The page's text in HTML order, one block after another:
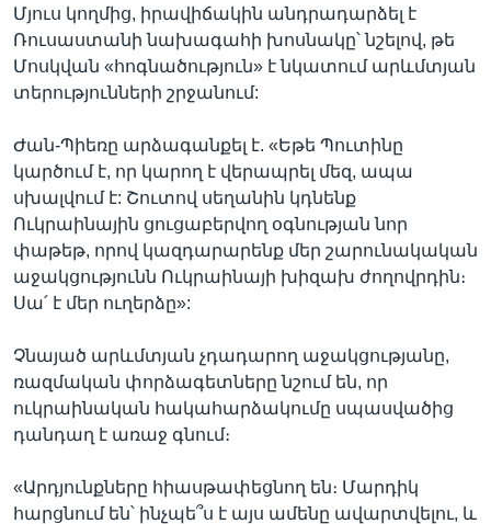
Մյուս կողմից, իրավիճակին անդրադարձել է
Ռուսաստանի նախագահի խոսնակը՝ նշելով, թե
Մոսկվան «հոգնածություն» է նկատում արևմտյան
տերությունների շրջանում:
Ժան-Պիեռը արձագանքել է. «Եթե Պուտինը
կարծում է, որ կարող է վերապրել մեզ, ապա
սխալվում է: Շուտով սեղանին կդնենք
Ուկրաինային ցուցաբերվող օգնության նոր
փաթեթ, որով կազդարարենք մեր շարունակական
աջակցությունն Ուկրաինայի խիզախ ժողովրդին։
Սա՛ է մեր ուղերձը»:
Չնայած արևմտյան չդադարող աջակցությանը,
ռազմական փորձագետները նշում են, որ
ուկրաինական հակահարձակումը սպասվածից
դանդաղ է առաջ գնում։
«Արդյունքները հիասթափեցնող են։ Մարդիկ
հարցնում են՝ ինչպե՞ս է այս ամենը ավարտվելու, և